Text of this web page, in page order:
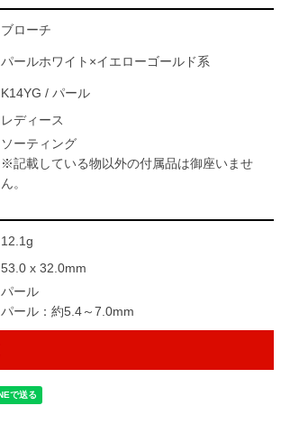
ブローチ
パールホワイト×イエローゴールド系
K14YG / パール
レディース
ソーティング
※記載している物以外の付属品は御座いませ
ん。
12.1g
53.0 x 32.0mm
パール
パール：約5.4～7.0mm